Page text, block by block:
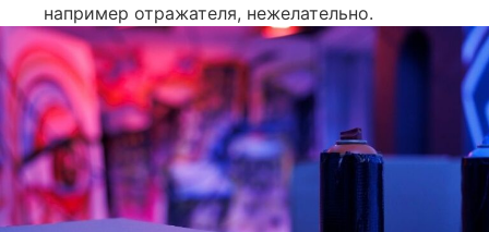
например отражателя, нежелательно.